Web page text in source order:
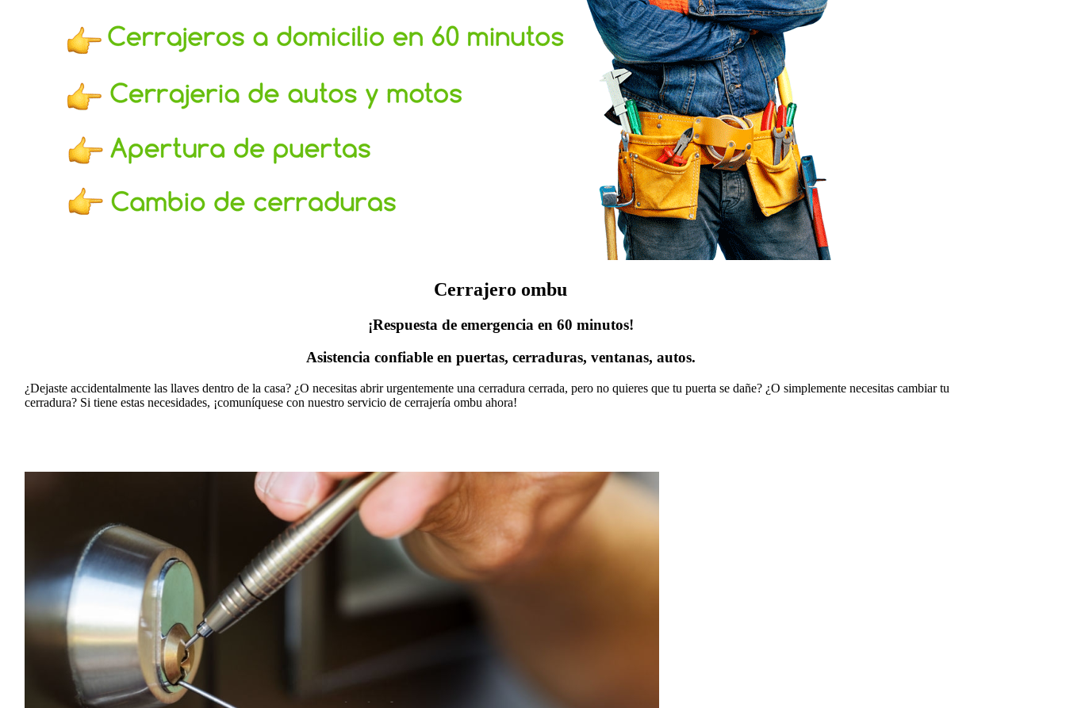
Cerrajero ombu
¡Respuesta de emergencia en 60 minutos!
Asistencia confiable en puertas, cerraduras, ventanas, autos.
¿Dejaste accidentalmente las llaves dentro de la casa? ¿O necesitas abrir urgentemente una cerradura cerrada, pero no quieres que tu puerta se dañe? ¿O simplemente necesitas cambiar tu
cerradura? Si tiene estas necesidades, ¡comuníquese con nuestro servicio de cerrajería ombu ahora!